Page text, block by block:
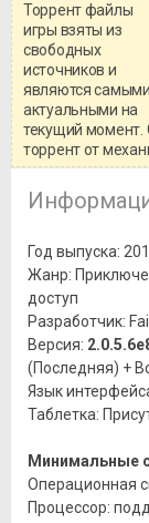
Торрент файлы
игры взяты из
свободных
источников и
являются самыми
актуальными на
текущий момент.
торрент от
Год выпуска:
Жанр:
доступ
Разработчик:
Версия:
(Последняя) +
Язык
Таблетка:
Минимальные
Операционная
Процессор: